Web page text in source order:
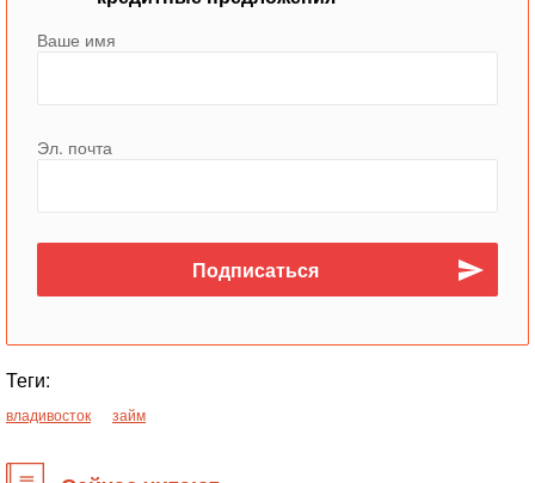
Ваше имя
Эл. почта
Теги:
владивосток займ